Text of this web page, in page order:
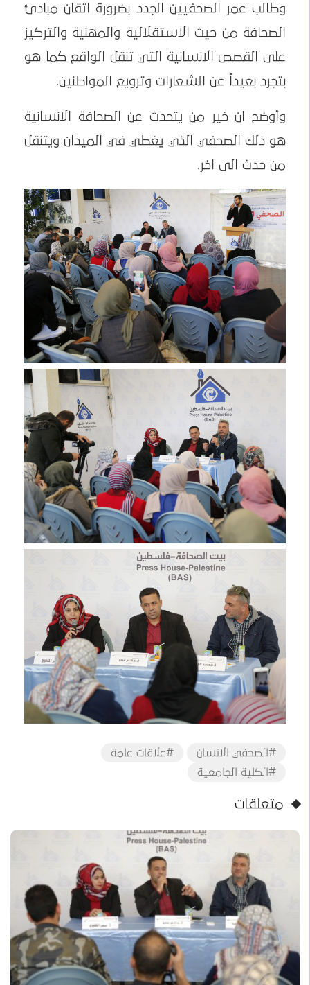
وطالب عمر الصحفيين الجدد بضرورة اتقان مبادئ
الصحافة من حيث الاستقلالية والمهنية والتركيز
على القصص الانسانية التي تنقل الواقع كما هو
بتجرد بعيداً عن الشعارات وترويع المواطنين.
وأوضح ان خير من يتحدث عن الصحافة الانسانية
هو ذلك الصحفي الذي يغطي في الميدان ويتنقل
من حدث الى اخر.
#الصحفي الانسان
#علاقات عامة
#الكلية الجامعية
متعلقات